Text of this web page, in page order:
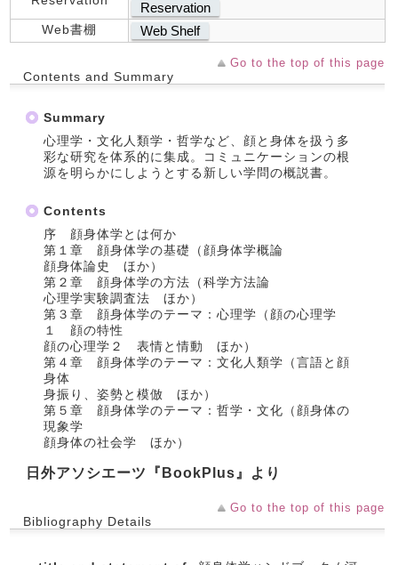
Reservation
Web書棚 Web Shelf
Go to the top of this page
Contents and Summary
Summary
心理学・文化人類学・哲学など、顔と身体を扱う多
彩な研究を体系的に集成。コミュニケーションの根
源を明らかにしようとする新しい学問の概説書。
Contents
序 顔身体学とは何か
第１章 顔身体学の基礎（顔身体学概論
顔身体論史 ほか）
第２章 顔身体学の方法（科学方法論
心理学実験調査法 ほか）
第３章 顔身体学のテーマ：心理学（顔の心理学
１ 顔の特性
顔の心理学２ 表情と情動 ほか）
第４章 顔身体学のテーマ：文化人類学（言語と顔
身体
身振り、姿勢と模倣 ほか）
第５章 顔身体学のテーマ：哲学・文化（顔身体の
現象学
顔身体の社会学 ほか）
日外アソシエーツ『BookPlus』より
Go to the top of this page
Bibliography Details